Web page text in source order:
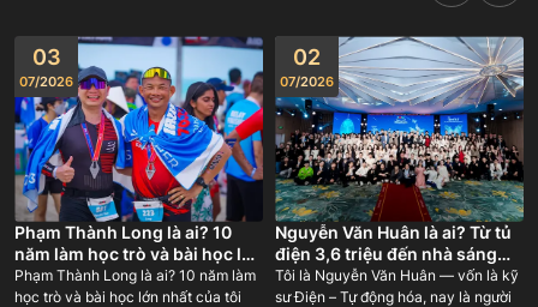
03
07/2026
Phạm Thành Long là ai? 10
năm làm học trò và bài học lớn
nhất của tôi
Phạm Thành Long là ai? 10 năm làm
học trò và bài học lớn nhất của tôi
02
07/2026
Nguyễn Văn Huân là ai? Từ tủ
điện 3,6 triệu đến nhà sáng
lập GODA 180 người
Tôi là Nguyễn Văn Huân — vốn là kỹ
sư Điện – Tự động hóa, nay là người